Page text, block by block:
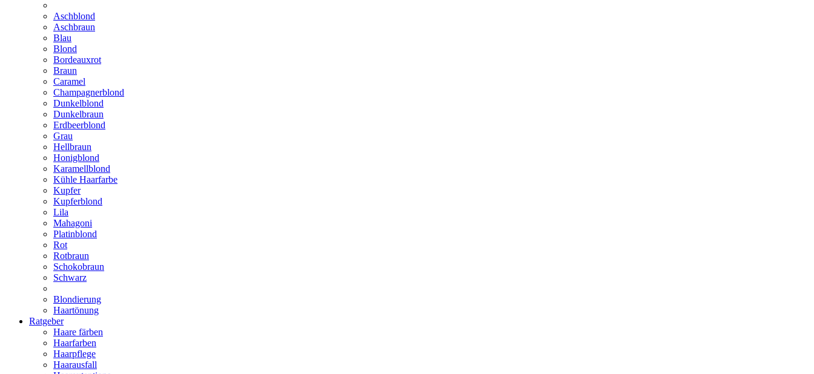
Aschblond
Aschbraun
Blau
Blond
Bordeauxrot
Braun
Caramel
Champagnerblond
Dunkelblond
Dunkelbraun
Erdbeerblond
Grau
Hellbraun
Honigblond
Karamellblond
Kühle Haarfarbe
Kupfer
Kupferblond
Lila
Mahagoni
Platinblond
Rot
Rotbraun
Schokobraun
Schwarz
Blondierung
Haartönung
Ratgeber
Haare färben
Haarfarben
Haarpflege
Haarausfall